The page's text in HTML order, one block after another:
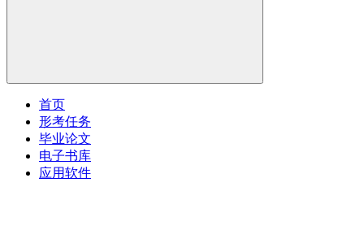
首页
形考任务
毕业论文
电子书库
应用软件